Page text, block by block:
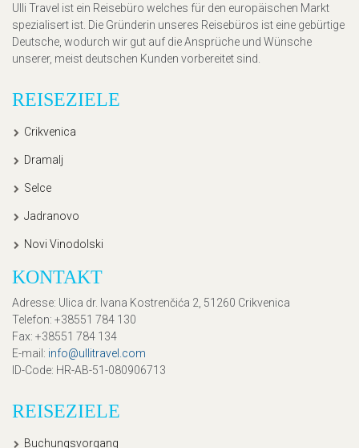
Ulli Travel ist ein Reisebüro welches für den europäischen Markt
spezialisert ist. Die Gründerin unseres Reisebüros ist eine gebürtige
Deutsche, wodurch wir gut auf die Ansprüche und Wünsche
unserer, meist deutschen Kunden vorbereitet sind.
REISEZIELE
Crikvenica
Dramalj
Selce
Jadranovo
Novi Vinodolski
KONTAKT
Adresse: Ulica dr. Ivana Kostrenčića 2, 51260 Crikvenica
Telefon: +38551 784 130
Fax: +38551 784 134
E-mail: info@ullitravel.com
ID-Code: HR-AB-51-080906713
REISEZIELE
Buchungsvorgang